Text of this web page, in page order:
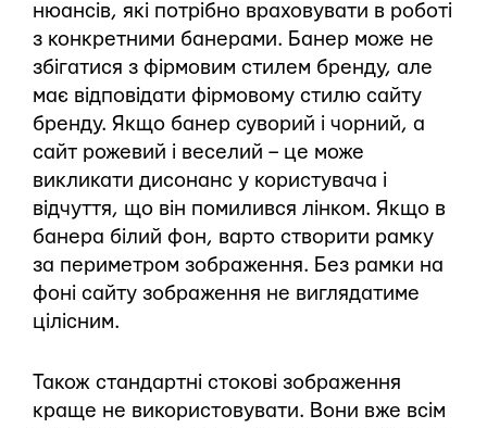
нюансів, які потрібно враховувати в роботі
з конкретними банерами. Банер може не
збігатися з фірмовим стилем бренду, але
має відповідати фірмовому стилю сайту
бренду. Якщо банер суворий і чорний, а
сайт рожевий і веселий – це може
викликати дисонанс у користувача і
відчуття, що він помилився лінком. Якщо в
банера білий фон, варто створити рамку
за периметром зображення. Без рамки на
фоні сайту зображення не виглядатиме
цілісним.
Також стандартні стокові зображення
краще не використовувати. Вони вже всім